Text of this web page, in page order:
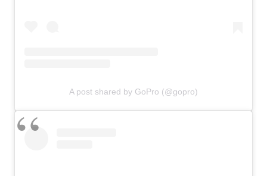
A post shared by GoPro (@gopro)